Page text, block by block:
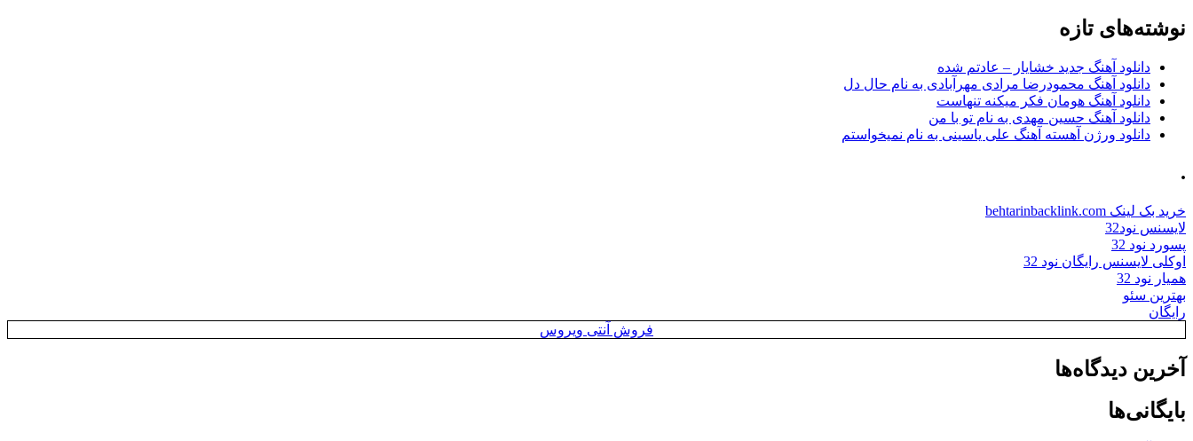
نوشته‌های تازه
دانلود آهنگ جدید خشایار – عادتم شده
دانلود آهنگ محمودرضا مرادی مهرآبادی به نام حال دل
دانلود آهنگ هومان فکر میکنه تنهاست
دانلود آهنگ حسین مهدی به نام تو با من
دانلود ورژن آهسته آهنگ علی یاسینی به نام نمیخواستم
.
خرید بک لینک behtarinbacklink.com
لایسنس نود32
پسورد نود 32
اوکلی لایسنس رایگان نود 32
همیار نود 32
بهترین سئو
رایگان
فروش آنتی ویروس
آخرین دیدگاه‌ها
بایگانی‌ها